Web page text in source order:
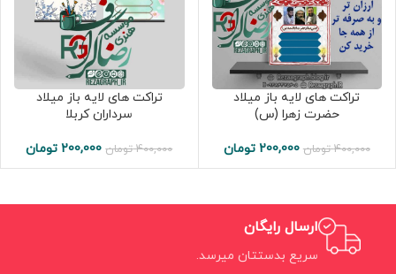
تراکت های لایه باز میلاد
حضرت زهرا (س)
400,000 تومان 200,000 تومان
تراکت های لایه باز میلاد
سرداران کربلا
400,000 تومان 200,000 تومان
ارسال رایگان
سریع بدستتان میرسد.